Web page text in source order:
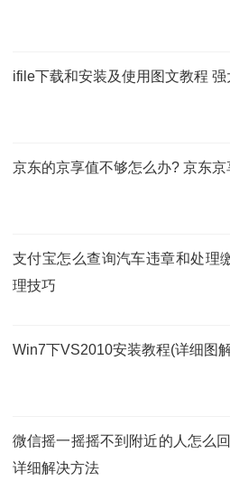
ifile下载和安装及使用图文教程
京东的京享值不够怎么办? 京东
支付宝怎么查询汽车违章和处理
理技巧
Win7下VS2010安装教程(详细图
微信摇一摇摇不到附近的人怎么
详细解决方法